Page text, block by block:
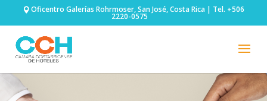
Oficentro Galerías Rohrmoser, San José, Costa Rica | Tel. +506
2220-0575